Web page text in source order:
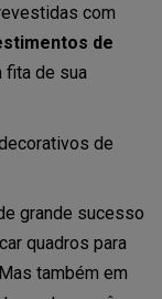
com
de
fita de sua
de
grande sucesso
quadros para
também em